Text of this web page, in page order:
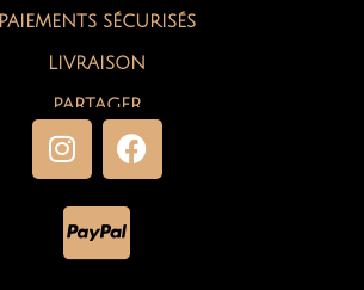
PAIEMENTS SÉCURISÉS
LIVRAISON
PARTAGER